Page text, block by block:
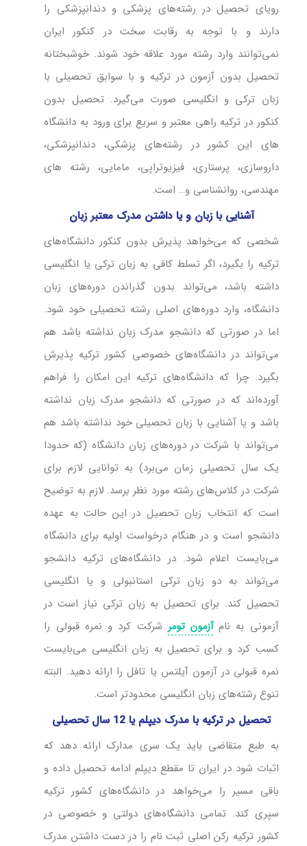
رویای تحصیل در رشته‌های پزشکی و دندانپزشکی را
دارند و با توجه به رقابت سخت در کنکور ایران
نمی‌توانند وارد رشته مورد علاقه خود شوند. خوشبختانه
تحصیل بدون آزمون در ترکیه و با سوابق تحصیلی با
زبان ترکی و انگلیسی صورت می‌گیرد. تحصیل بدون
کنکور در ترکیه راهی معتبر و سریع برای ورود به دانشگاه
های این کشور در رشته‌های پزشکی، دندانپزشکی،
داروسازی، پرستاری، فیزیوتراپی، مامایی، رشته های
مهندسی، روانشناسی و… است.
آشنایی با زبان و یا داشتن مدرک معتبر زبان
شخصی که می‌‌خواهد پذیرش بدون کنکور دانشگاه‌‌های
ترکیه را بگیرد، اگر تسلط کافی به زبان ترکی یا انگلیسی
داشته باشد، می‌تواند بدون گذراندن دوره‌های زبان
دانشگاه، وارد دوره‌های اصلی رشته تحصیلی خود شود.
اما در صورتی که دانشجو مدرک زبان نداشته باشد هم
می‌تواند در دانشگاه‌های خصوصی کشور ترکیه پذیرش
بگیرد. چرا که دانشگاه‌های ترکیه این امکان را فراهم
آورده‌اند که در صورتی که دانشجو مدرک زبان نداشته
باشد و یا آشنایی با زبان تحصیلی خود نداشته باشد هم
می‌تواند با شرکت در دوره‌های زبان دانشگاه (که حدودا
یک سال تحصیلی زمان می‌برد) به توانایی لازم برای
شرکت در کلاس‌های رشته مورد نظر برسد. لازم به توضیح
است که انتخاب زبان تحصیل در این حالت به عهده
دانشجو است و در هنگام درخواست اولیه برای دانشگاه
می‌بایست اعلام شود. در دانشگاه‌های ترکیه دانشجو
می‌تواند به دو زبان ترکی استانبولی و یا انگلیسی
تحصیل کند. برای تحصیل به زبان ترکی نیاز است در
آزمونی به نامآزمون تومرشرکت کرد و نمره قبولی را
کسب کرد و برای تحصیل به زبان انگلیسی می‌بایست
نمره قبولی در آزمون آیلتس یا تافل را ارائه دهید. البته
تنوع رشته‌های زبان انگلیسی محدودتر است.
تحصیل در ترکیه با مدرک دیپلم یا 12 سال تحصیلی
به طبع متقاضی باید یک سری مدارک ارائه دهد که
اثبات شود در ایران تا مقطع دیپلم ادامه تحصیل داده و
باقی مسیر را می‌‌خواهد در دانشگاه‌‌های کشور ترکیه
سپری کند. تمامی دانشگاه‌‌های دولتی و خصوصی در
کشور ترکیه رکن اصلی ثبت‌ نام را در دست داشتن مدرک